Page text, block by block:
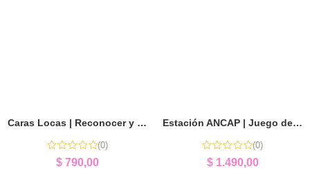
Caras Locas | Reconocer y Expresar Emociones
(0)
$ 790,00
Estación ANCAP | Juego de Imaginación y Diversión
(0)
$1.490,00